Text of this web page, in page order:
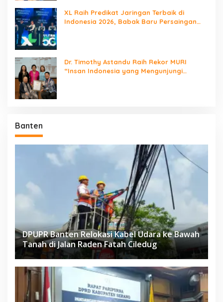
XL Raih Predikat Jaringan Terbaik di
Indonesia 2026, Babak Baru Persaingan
Dr. Timothy Astandu Raih Rekor MURI
“Insan Indonesia yang Mengunjungi
Banten
DPUPR Banten Relokasi Kabel Udara ke Bawah
Tanah di Jalan Raden Fatah Ciledug